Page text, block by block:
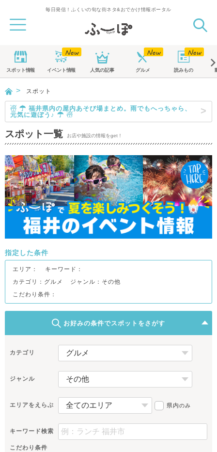
毎日発信！ふくいの旬な街ネタ&おでかけ情報ポータル
スポット情報 イベント情報 人気の記事 グルメ 読みもの
スポット
☃ ☂ 福井県内の屋内あそび場まとめ。雨でもへっちゃら、
元気に遊ぼう♪ ☂ ☃
スポット一覧 お店や施設の情報をget！
指定した条件
エリア：
キーワード：
カテゴリ：グルメ
ジャンル：その他
こだわり条件：
お好みの条件でスポットをさがす
カテゴリ
ジャンル
エリアをえらぶ 県内のみ
キーワード検索
こだわり条件